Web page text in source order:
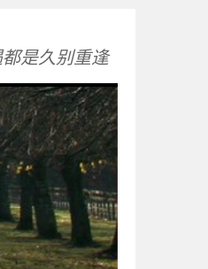
是久别重逢